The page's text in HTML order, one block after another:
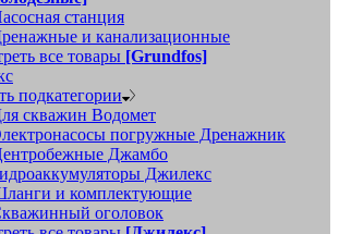
станция
и канализационные
все товары [Grundfos]
подкатегории
скважин Водомет
погружные Дренажник
Джамбо
Джилекс
и комплектующие
оголовок